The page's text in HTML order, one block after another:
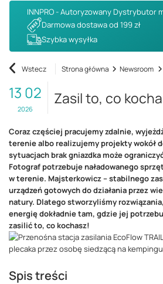
INNPRO - Autoryzowany Dystrybutor
Darmowa dostawa od 199 zł
Szybka wysyłka
Wstecz Strona główna Newsroom
13 02
2026
Zasil to, co
Coraz częściej pracujemy zdalnie,
terenie albo realizujemy projekty wokół
sytuacjach brak gniazdka może
Fotograf potrzebuje naładowanego
w terenie. Majsterkowicz – stabilnego
urządzeń gotowych do działania przez
natury. Dlatego stworzyliśmy
energię dokładnie tam, gdzie jej
zasilić to, co kochasz!
Spis treści